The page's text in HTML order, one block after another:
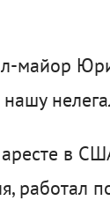
майор
нашу
в
работал